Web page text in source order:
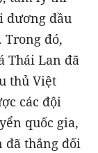
đương đầu
đó,
Thái Lan đã
thủ Việt
các đội
quốc gia,
đã thắng đối